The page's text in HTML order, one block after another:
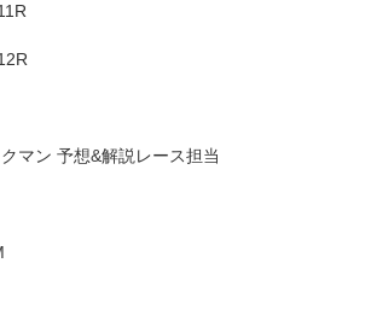
マン 予想&解説レース担当